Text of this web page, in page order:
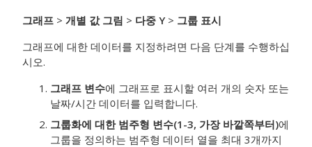
그래프 > 개별 값 그림 > 다중 Y > 그룹 표시
그래프에 대한 데이터를 지정하려면 다음 단계를 수행하십
시오.
그래프 변수에 그래프로 표시할 여러 개의 숫자 또는
날짜/시간 데이터를 입력합니다.
그룹화에 대한 범주형 변수(1-3, 가장 바깥쪽부터)에
그룹을 정의하는 범주형 데이터 열을 최대 3개까지